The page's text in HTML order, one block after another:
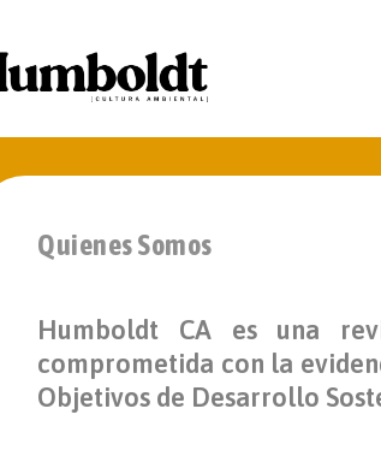
Quienes Somos
Humboldt CA es una
comprometida con la
Objetivos de Desarrollo